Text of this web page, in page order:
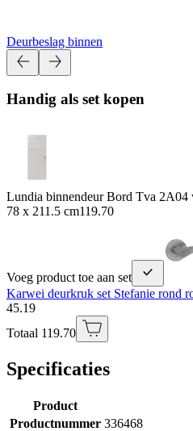
Deurbeslag binnen
Handig als set kopen
Lundia binnendeur Bord Tva
78 x 211.5 cm119.70
Voeg product toe aan set
Karwei deurkruk set Stefanie rond
45.19
Totaal 119.70
Specificaties
Product
Productnummer 336468